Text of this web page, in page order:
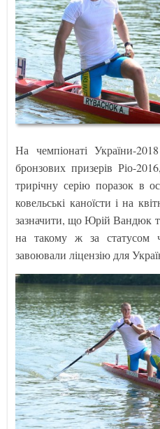
На чемпіонаті України-
бронзових призерів Ріо-
трирічну серію поразок в
ковельські каноїсти і на
зазначити, що Юрій Вандюк
на такому ж за статусом
завоювали ліцензію для